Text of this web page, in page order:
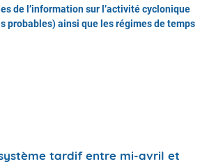
de l’information sur l’activité cyclonique
probables) ainsi que les régimes de temps
tardif entre mi-avril et